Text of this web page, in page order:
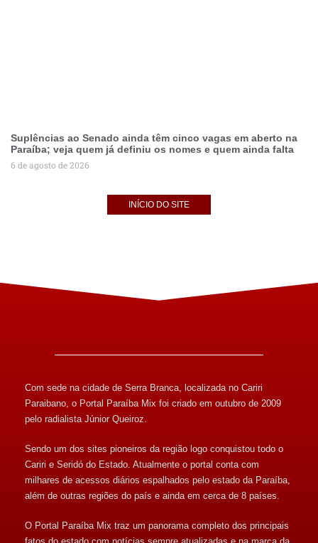
Suplências ao Senado ainda têm cinco vagas em aberto na
Paraíba; veja quem já definiu os nomes e quem ainda falta
6 de agosto de 2026
INÍCIO DO SITE
Com sede na cidade de Serra Branca, localizada no Cariri
Paraibano, o Portal Paraíba Mix foi criado em outubro de 2009
pelo radialista Júnior Queiroz.
Sendo um dos sites pioneiros da região logo conquistou todo o
Cariri e Seridó do Estado. Atualmente o portal conta com
milhares de acessos diários espalhados pelo estado da Paraíba,
além de outras regiões do país e ainda em cerca de 8 países.
O Portal Paraíba Mix traz um panorama completo dos principais